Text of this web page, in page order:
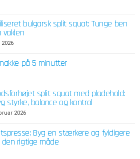
bulgarsk split squat: Tunge ben
vaklen
på 5 minutter
split squat med pladehold:
styrke, balance og kontrol
2026
Byg en stærkere og fyldigere
rigtige måde